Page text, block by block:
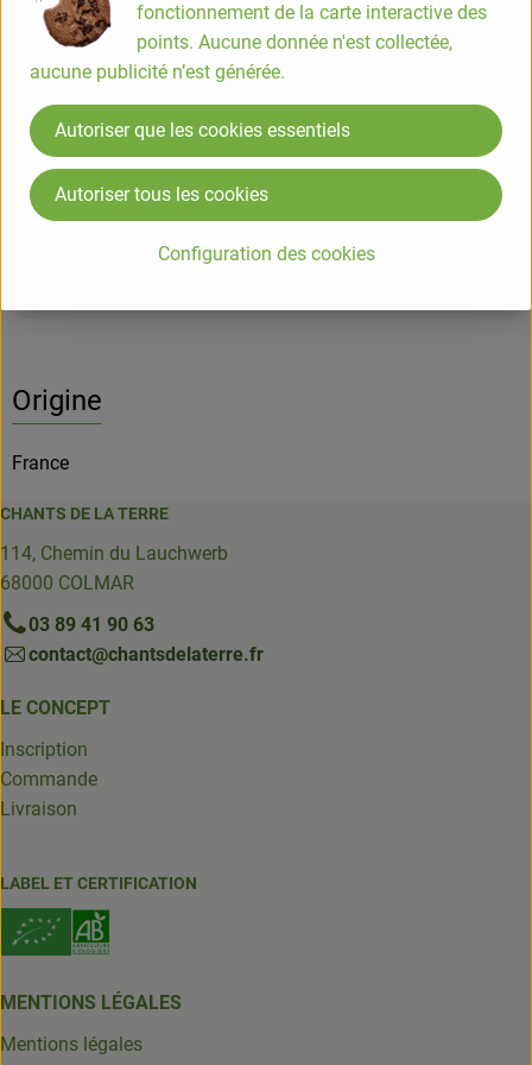
piece
#1200 4,60 €/ piece 15,33 €/ kg 5.5% TVA
Info Origine
Info
Origine
France
CHANTS DE LA TERRE
114, Chemin du Lauchwerb
68000 COLMAR
03 89 41 90 63
contact@chantsdelaterre.fr
LE CONCEPT
Inscription
Commande
Livraison
LABEL ET CERTIFICATION
MENTIONS LÉGALES
Mentions légales
fonctionnement de la carte interactive des
points. Aucune donnée n'est collectée,
aucune publicité n’est générée.
Configuration des cookies
Autoriser que les cookies essentiels
Autoriser tous les cookies